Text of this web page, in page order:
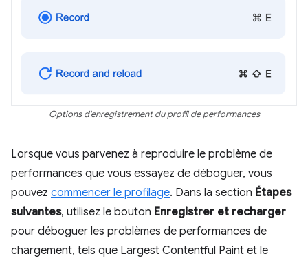
Options d'enregistrement du profil de performances
Lorsque vous parvenez à reproduire le problème de
performances que vous essayez de déboguer, vous
pouvez commencer le profilage. Dans la section Étapes
suivantes, utilisez le bouton Enregistrer et recharger
pour déboguer les problèmes de performances de
chargement, tels que Largest Contentful Paint et le